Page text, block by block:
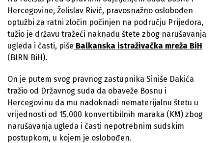
Hercegovine, Želislav Rivić, pravosnažno oslobođen
optužbi za ratni zločin počinjen na području Prijedora,
tužio je državu tražeći naknadu štete zbog narušavanja
ugleda i časti, piše Balkanska istraživačka mreža BiH
(BIRN BiH).
On je putem svog pravnog zastupnika Siniše Dakića
tražio od Državnog suda da obaveže Bosnu i
Hercegovinu da mu nadoknadi nematerijalnu štetu u
vrijednosti od 15.000 konvertibilnih maraka (KM) zbog
narušavanja ugleda i časti nepotrebnim sudskim
postupkom, u kojem je oslobođen.